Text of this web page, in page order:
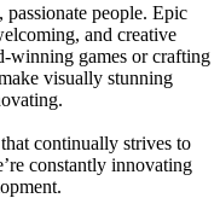
passionate people. Epic
and creative
winning games or crafting
visually stunning
continually strives to
constantly innovating